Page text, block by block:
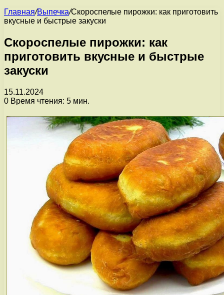
Главная/Выпечка/Скороспелые пирожки: как приготовить
вкусные и быстрые закуски
Скороспелые пирожки: как
приготовить вкусные и быстрые
закуски
15.11.2024
0 Время чтения: 5 мин.